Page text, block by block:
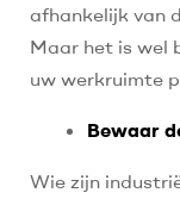
afhankelijk van
Maar het is wel
uw werkruimte
Bewaar
Wie zijn